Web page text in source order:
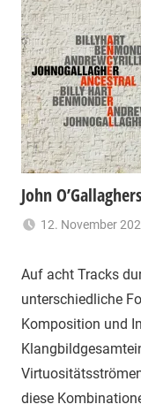
John
12. November
Auf acht Tracks
unterschiedliche
Komposition und
diese